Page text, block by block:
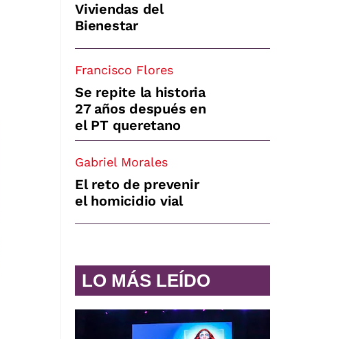
Viviendas del
Bienestar
Francisco Flores
Se repite la historia
27 años después en
el PT queretano
Gabriel Morales
El reto de prevenir
el homicidio vial
LO MÁS LEÍDO